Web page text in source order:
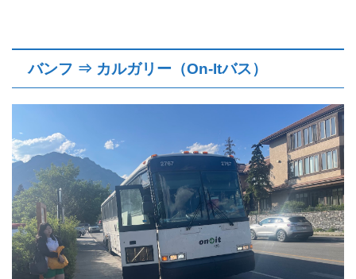
バンフ ⇒ カルガリー（On-Itバス）